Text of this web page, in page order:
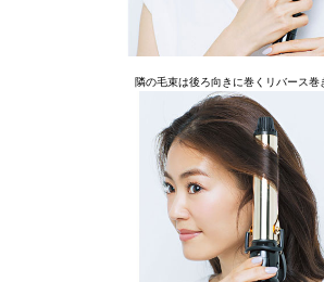
隣の毛束は後ろ向きに巻くリバース巻